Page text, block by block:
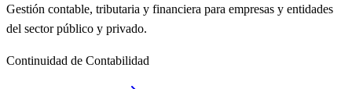
Gestión contable, tributaria y financiera para empresas y entidades
del sector público y privado.
Continuidad de Contabilidad